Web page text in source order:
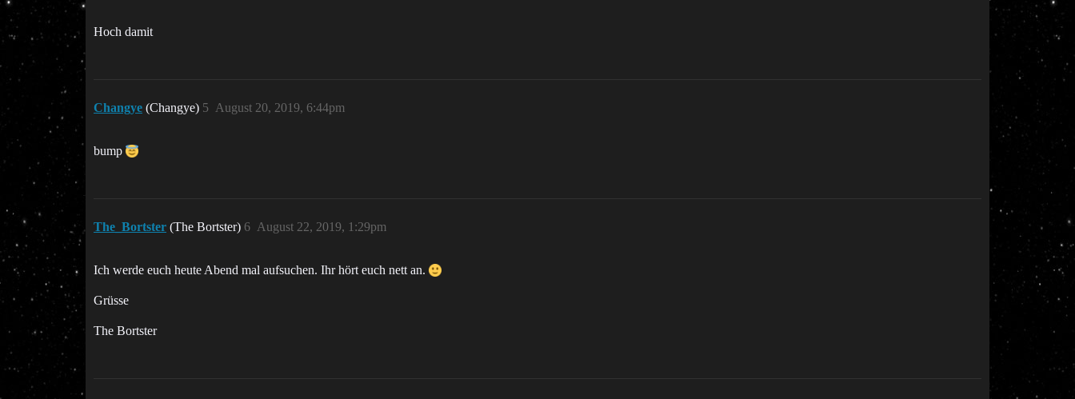
Hoch damit
Changye (Changye) August 20, 2019, 6:44pm
5
bump
The_Bortster (The Bortster) August 22, 2019, 1:29pm
6
Ich werde euch heute Abend mal aufsuchen. Ihr hört euch nett an.
Grüsse
The Bortster